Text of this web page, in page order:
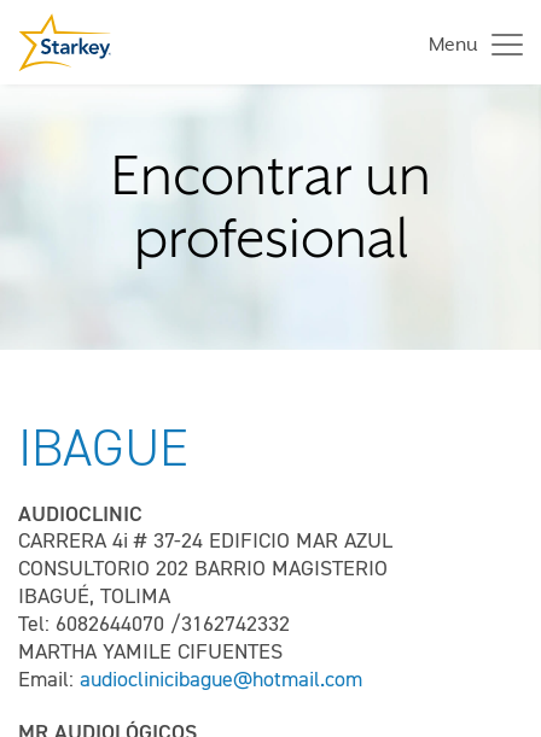
Menu
Encontrar un
profesional
IBAGUE
AUDIOCLINIC
CARRERA 4i # 37-24 EDIFICIO MAR AZUL
CONSULTORIO 202 BARRIO MAGISTERIO
IBAGUÉ, TOLIMA
Tel: 6082644070 /3162742332
MARTHA YAMILE CIFUENTES
Email: audioclinicibague@hotmail.com